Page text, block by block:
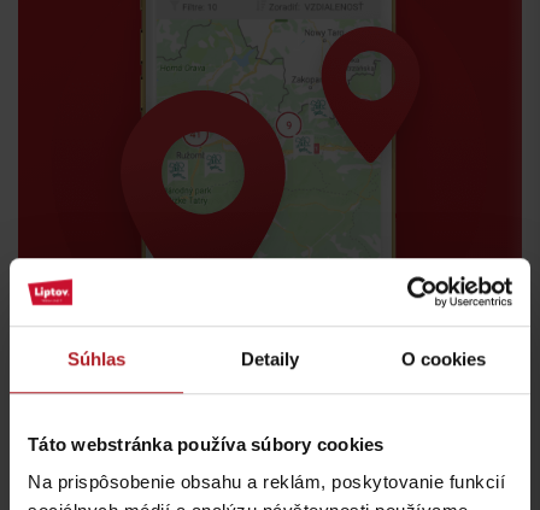
Súhlas Detaily O cookies
Táto webstránka používa súbory cookies
Na prispôsobenie obsahu a reklám, poskytovanie funkcií